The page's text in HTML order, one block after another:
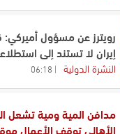
رويترز عن مسؤول أميركي:
إيران لا تستند إلى
النشرة الدولية 06:18
مدافن المية ومية تشعل
الأهالي توقف الأعمال